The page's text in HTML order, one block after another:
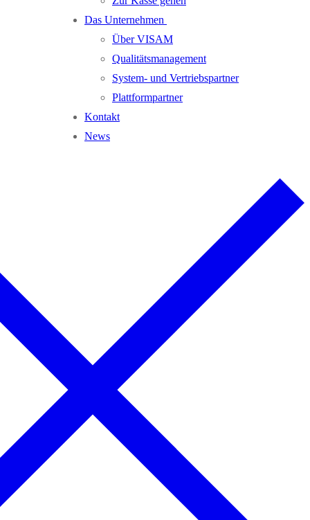
Das Unternehmen
Über VISAM
Qualitätsmanagement
System- und Vertriebspartner
Plattformpartner
Kontakt
News